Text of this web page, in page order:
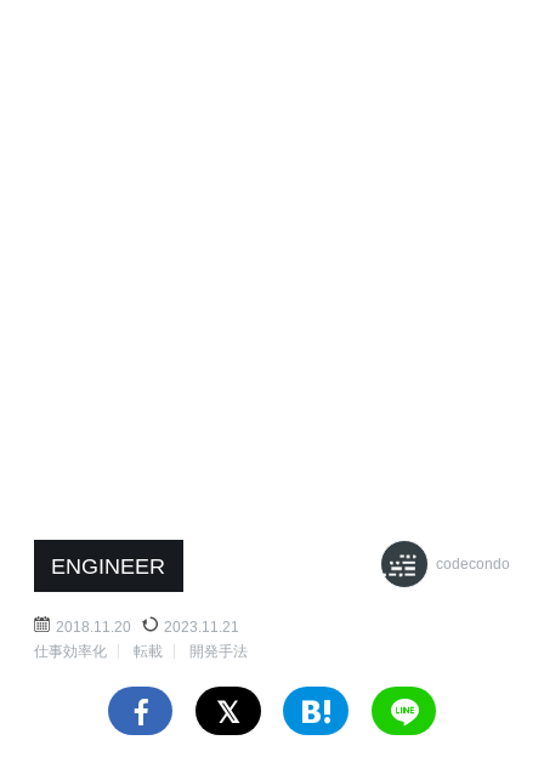
ENGINEER codecondo
2018.11.20
2023.11.21
仕事効率化
転載 開発手法